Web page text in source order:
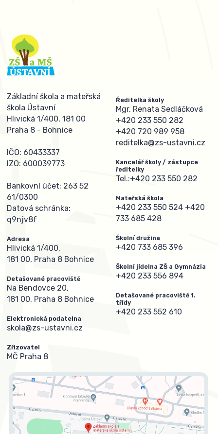
Základní škola a mateřská
škola Ústavní
Hlivická 1/400, 181 00
Praha 8 - Bohnice
IČO: 60433337
IZO: 600039773
Bankovní účet: 263 52
61/0300
Datová schránka:
q9njv8f
Adresa
Hlivická 1/400,
181 00, Praha 8 Bohnice
Detašované pracoviště
Na Bendovce 20,
181 00, Praha 8 Bohnice
Elektronická podatelna
skola@zs-ustavni.cz
Zřizovatel
MČ Praha 8
Ředitelka školy
Mgr. Renata Sedláčková
+420 233 550 282
+420 720 989 958
reditelka@zs-ustavni.cz
Kancelář školy / zástupce
ředitelky
Tel.:+420 233 550 282
Mateřská škola
+420 233 550 524 +420
733 685 428
Školní družina
+420 733 685 396
Školní jídelna ZŠ a Gymnázia
+420 233 556 894
Detašované pracoviště 1.
třídy
+420 233 552 610